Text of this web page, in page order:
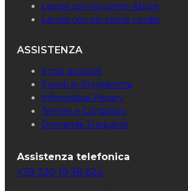
Lavora con noi come Attore
Lavora con noi come Locale
ASSISTENZA
Il mio account
Eventi in Programma
Informativa Privacy
Termini e Condizioni
Domande Frequenti
Assistenza telefonica
+39 320 19 38 624